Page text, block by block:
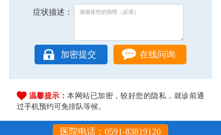
症状描述：
在线问询
温馨提示：本网站已加密，较好您的隐私，就诊前通
过手机预约可免排队等候。
医院电话：0591-83819120